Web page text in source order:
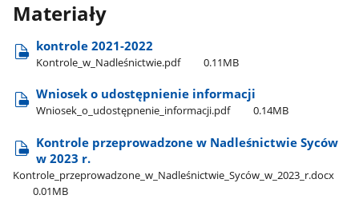
Materiały
kontrole 2021-2022
Kontrole​_w​_Nadleśnictwie.pdf 0.11MB
Wniosek o udostępnienie informacji
Wniosek​_o​_udostępnenie​_informacji.pdf 0.14MB
Kontrole przeprowadzone w Nadleśnictwie Syców
w 2023 r.
Kontrole​_przeprowadzone​_w​_Nadleśnictwie​_Syców​_w​_2023​_r.docx
0.01MB